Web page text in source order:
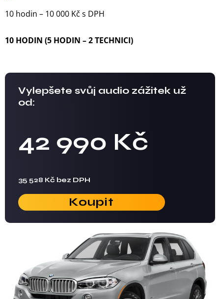
10 hodin – 10 000 Kč s DPH
10 HODIN (5 HODIN – 2 TECHNICI)
Vylepšete svůj audio zážitek už
od:
42 990 Kč
35 528 Kč bez DPH
Koupit